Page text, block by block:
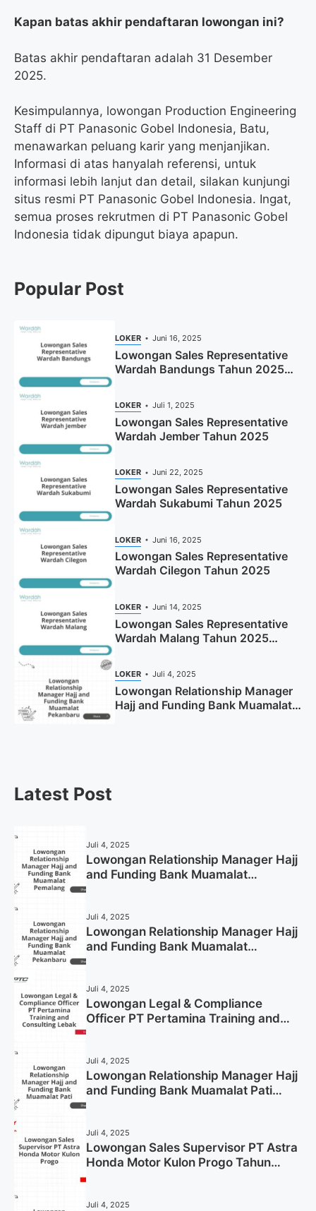
Kapan batas akhir pendaftaran lowongan ini?
Batas akhir pendaftaran adalah 31 Desember
2025.
Kesimpulannya, lowongan Production Engineering
Staff di PT Panasonic Gobel Indonesia, Batu,
menawarkan peluang karir yang menjanjikan.
Informasi di atas hanyalah referensi, untuk
informasi lebih lanjut dan detail, silakan kunjungi
situs resmi PT Panasonic Gobel Indonesia. Ingat,
semua proses rekrutmen di PT Panasonic Gobel
Indonesia tidak dipungut biaya apapun.
Popular Post
LOKER Juni 16, 2025
Lowongan Sales Representative
Wardah Bandungs Tahun 2025
LOKER Juli 1, 2025
Lowongan Sales Representative
Wardah Jember Tahun 2025
LOKER Juni 22, 2025
Lowongan Sales Representative
Wardah Sukabumi Tahun 2025
LOKER Juni 16, 2025
Lowongan Sales Representative
Wardah Cilegon Tahun 2025
LOKER Juni 14, 2025
Lowongan Sales Representative
Wardah Malang Tahun 2025
LOKER Juli 4, 2025
Lowongan Relationship Manager
Hajj and Funding Bank Muamalat
Latest Post
Juli 4, 2025
Lowongan Relationship Manager Hajj
and Funding Bank Muamalat
Juli 4, 2025
Lowongan Relationship Manager Hajj
and Funding Bank Muamalat
Juli 4, 2025
Lowongan Legal & Compliance
Officer PT Pertamina Training and
Juli 4, 2025
Lowongan Relationship Manager Hajj
and Funding Bank Muamalat Pati
Juli 4, 2025
Lowongan Sales Supervisor PT Astra
Honda Motor Kulon Progo Tahun
Juli 4, 2025